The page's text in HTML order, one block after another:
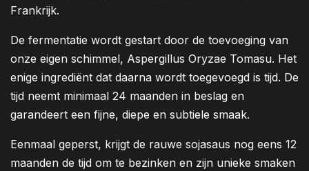
Frankrijk.
De fermentatie wordt gestart door de toevoeging van
onze eigen schimmel, Aspergillus Oryzae Tomasu. Het
enige ingrediënt dat daarna wordt toegevoegd is tijd. De
tijd neemt minimaal 24 maanden in beslag en
garandeert een fijne, diepe en subtiele smaak.
Eenmaal geperst, krijgt de rauwe sojasaus nog eens 12
maanden de tijd om te bezinken en zijn unieke smaken